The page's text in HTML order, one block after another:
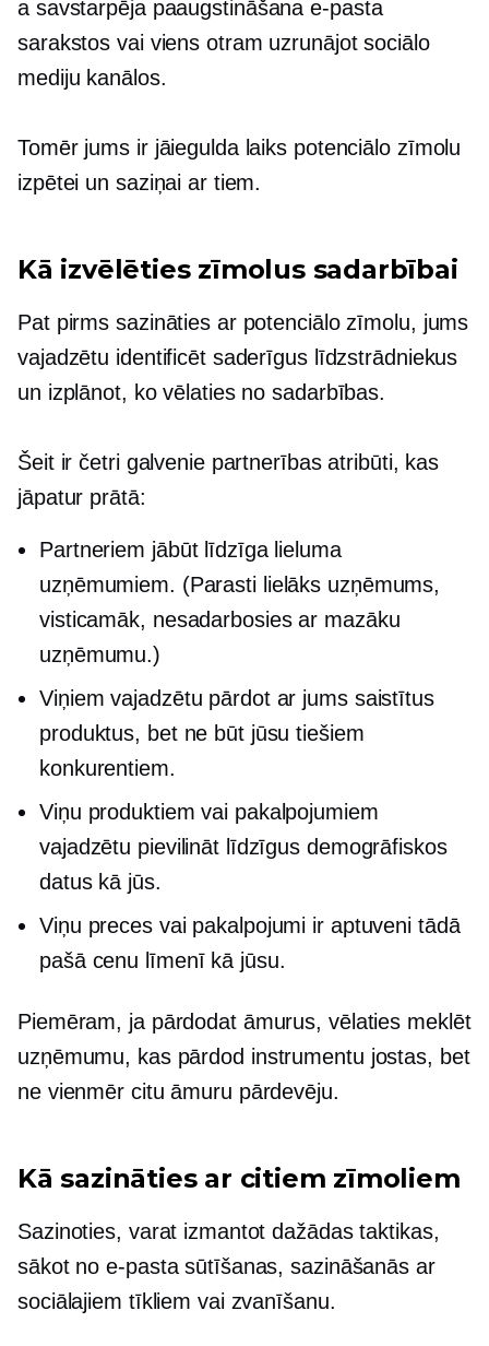
a savstarpēja paaugstināšana e-pasta
sarakstos vai viens otram uzrunājot sociālo
mediju kanālos.
Tomēr jums ir jāiegulda laiks potenciālo zīmolu
izpētei un saziņai ar tiem.
Kā izvēlēties zīmolus sadarbībai
Pat pirms sazināties ar potenciālo zīmolu, jums
vajadzētu identificēt saderīgus līdzstrādniekus
un izplānot, ko vēlaties no sadarbības.
Šeit ir četri galvenie partnerības atribūti, kas
jāpatur prātā:
Partneriem jābūt līdzīga lieluma
uzņēmumiem. (Parasti lielāks uzņēmums,
visticamāk, nesadarbosies ar mazāku
uzņēmumu.)
Viņiem vajadzētu pārdot ar jums saistītus
produktus, bet ne būt jūsu tiešiem
konkurentiem.
Viņu produktiem vai pakalpojumiem
vajadzētu pievilināt līdzīgus demogrāfiskos
datus kā jūs.
Viņu preces vai pakalpojumi ir aptuveni tādā
pašā cenu līmenī kā jūsu.
Piemēram, ja pārdodat āmurus, vēlaties meklēt
uzņēmumu, kas pārdod instrumentu jostas, bet
ne vienmēr citu āmuru pārdevēju.
Kā sazināties ar citiem zīmoliem
Sazinoties, varat izmantot dažādas taktikas,
sākot no e-pasta sūtīšanas, sazināšanās ar
sociālajiem tīkliem vai zvanīšanu.